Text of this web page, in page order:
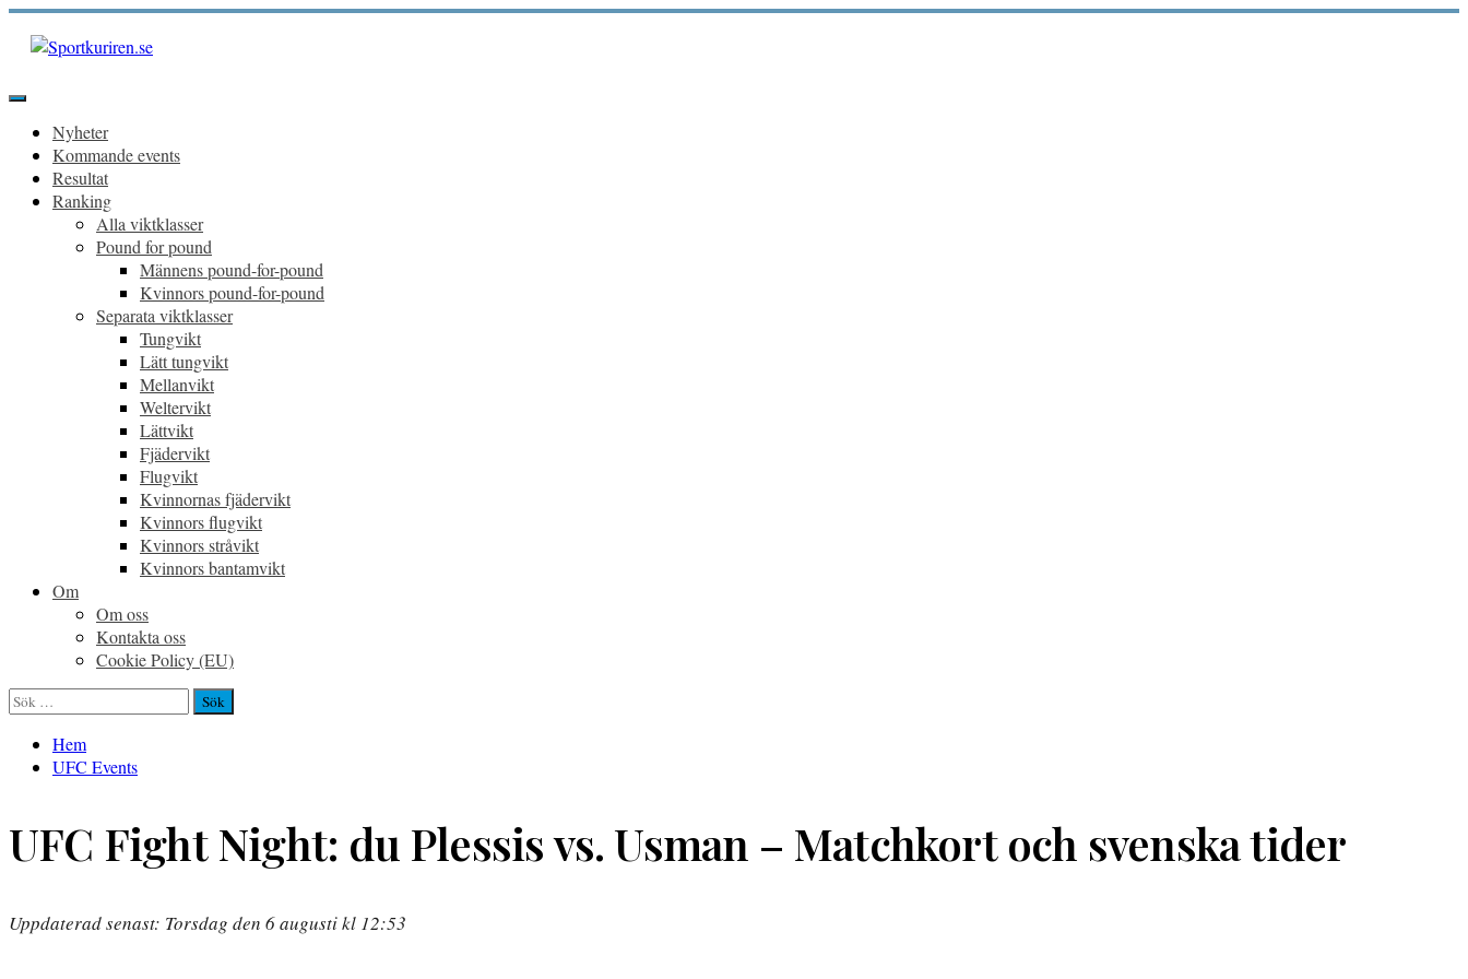
Hoppa
innehåll
Primär
Nyheter
Kommande events
Resultat
Ranking
Alla viktklasser
Pound for pound
Männens pound-for-pound
Kvinnors pound-for-pound
Separata viktklasser
Tungvikt
Lätt tungvikt
Mellanvikt
Weltervikt
Lättvikt
Fjädervikt
Flugvikt
Kvinnornas fjädervikt
Kvinnors flugvikt
Kvinnors stråvikt
Kvinnors bantamvikt
Om
Om oss
Kontakta oss
Cookie Policy (EU)
Sök
efter:
Hem
UFC Events
UFC Fight Night: du Plessis vs. Usman – Matchkort och svenska tider
Uppdaterad senast: Torsdag den 6 augusti kl 12:53